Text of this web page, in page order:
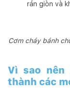
rán giòn và
Cơm cháy bánh
Vì sao nên
thành các